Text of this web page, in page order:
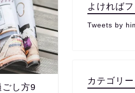
し方9
よければ
Tweets by
カテゴリー